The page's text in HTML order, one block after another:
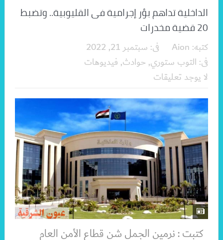
الداخلية تداهم بؤر إجرامية فى القليوبية.. وتضبط
20 قضية مخدرات
كتبه: Aion فى: سبتمبر 21, 2022
فى: التوب ستوري, حوادث, فيديوهات
لا يوجد تعليقات
كتبت : نرمين الجمل شن قطاع الأمن العام